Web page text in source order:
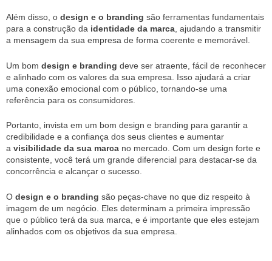
Além disso, o design e o branding são ferramentas fundamentais
para a construção da identidade da marca, ajudando a transmitir
a mensagem da sua empresa de forma coerente e memorável.
Um bom design e branding deve ser atraente, fácil de reconhecer
e alinhado com os valores da sua empresa. Isso ajudará a criar
uma conexão emocional com o público, tornando-se uma
referência para os consumidores.
Portanto, invista em um bom design e branding para garantir a
credibilidade e a confiança dos seus clientes e aumentar
a visibilidade da sua marca no mercado. Com um design forte e
consistente, você terá um grande diferencial para destacar-se da
concorrência e alcançar o sucesso.
O design e o branding são peças-chave no que diz respeito à
imagem de um negócio. Eles determinam a primeira impressão
que o público terá da sua marca, e é importante que eles estejam
alinhados com os objetivos da sua empresa.